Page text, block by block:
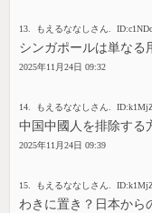
13. もえるななしさん.
シンガポールは単なる
2025年11月24日 09:32
14. もえるななしさん.
中国中國人を排除する
2025年11月24日 09:39
15. もえるななしさん.
わきに置き？日本から